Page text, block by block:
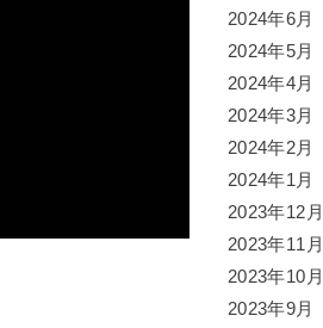
2024年6月
2024年5月
2024年4月
2024年3月
2024年2月
2024年1月
2023年12月
2023年11月
2023年10月
2023年9月